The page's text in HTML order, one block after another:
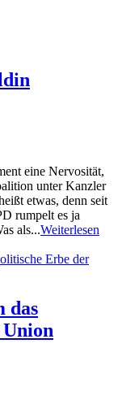
eine Nervosität,
unter Kanzler
etwas, denn seit
rumpelt es ja
als...Weiterlesen
das